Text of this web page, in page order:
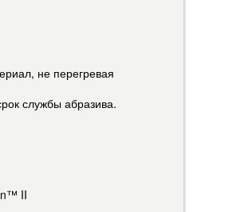
не перегревая
службы абразива.
II